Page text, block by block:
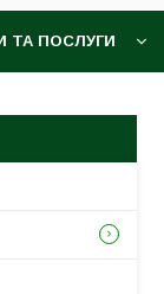
ТА ПОСЛУГИ